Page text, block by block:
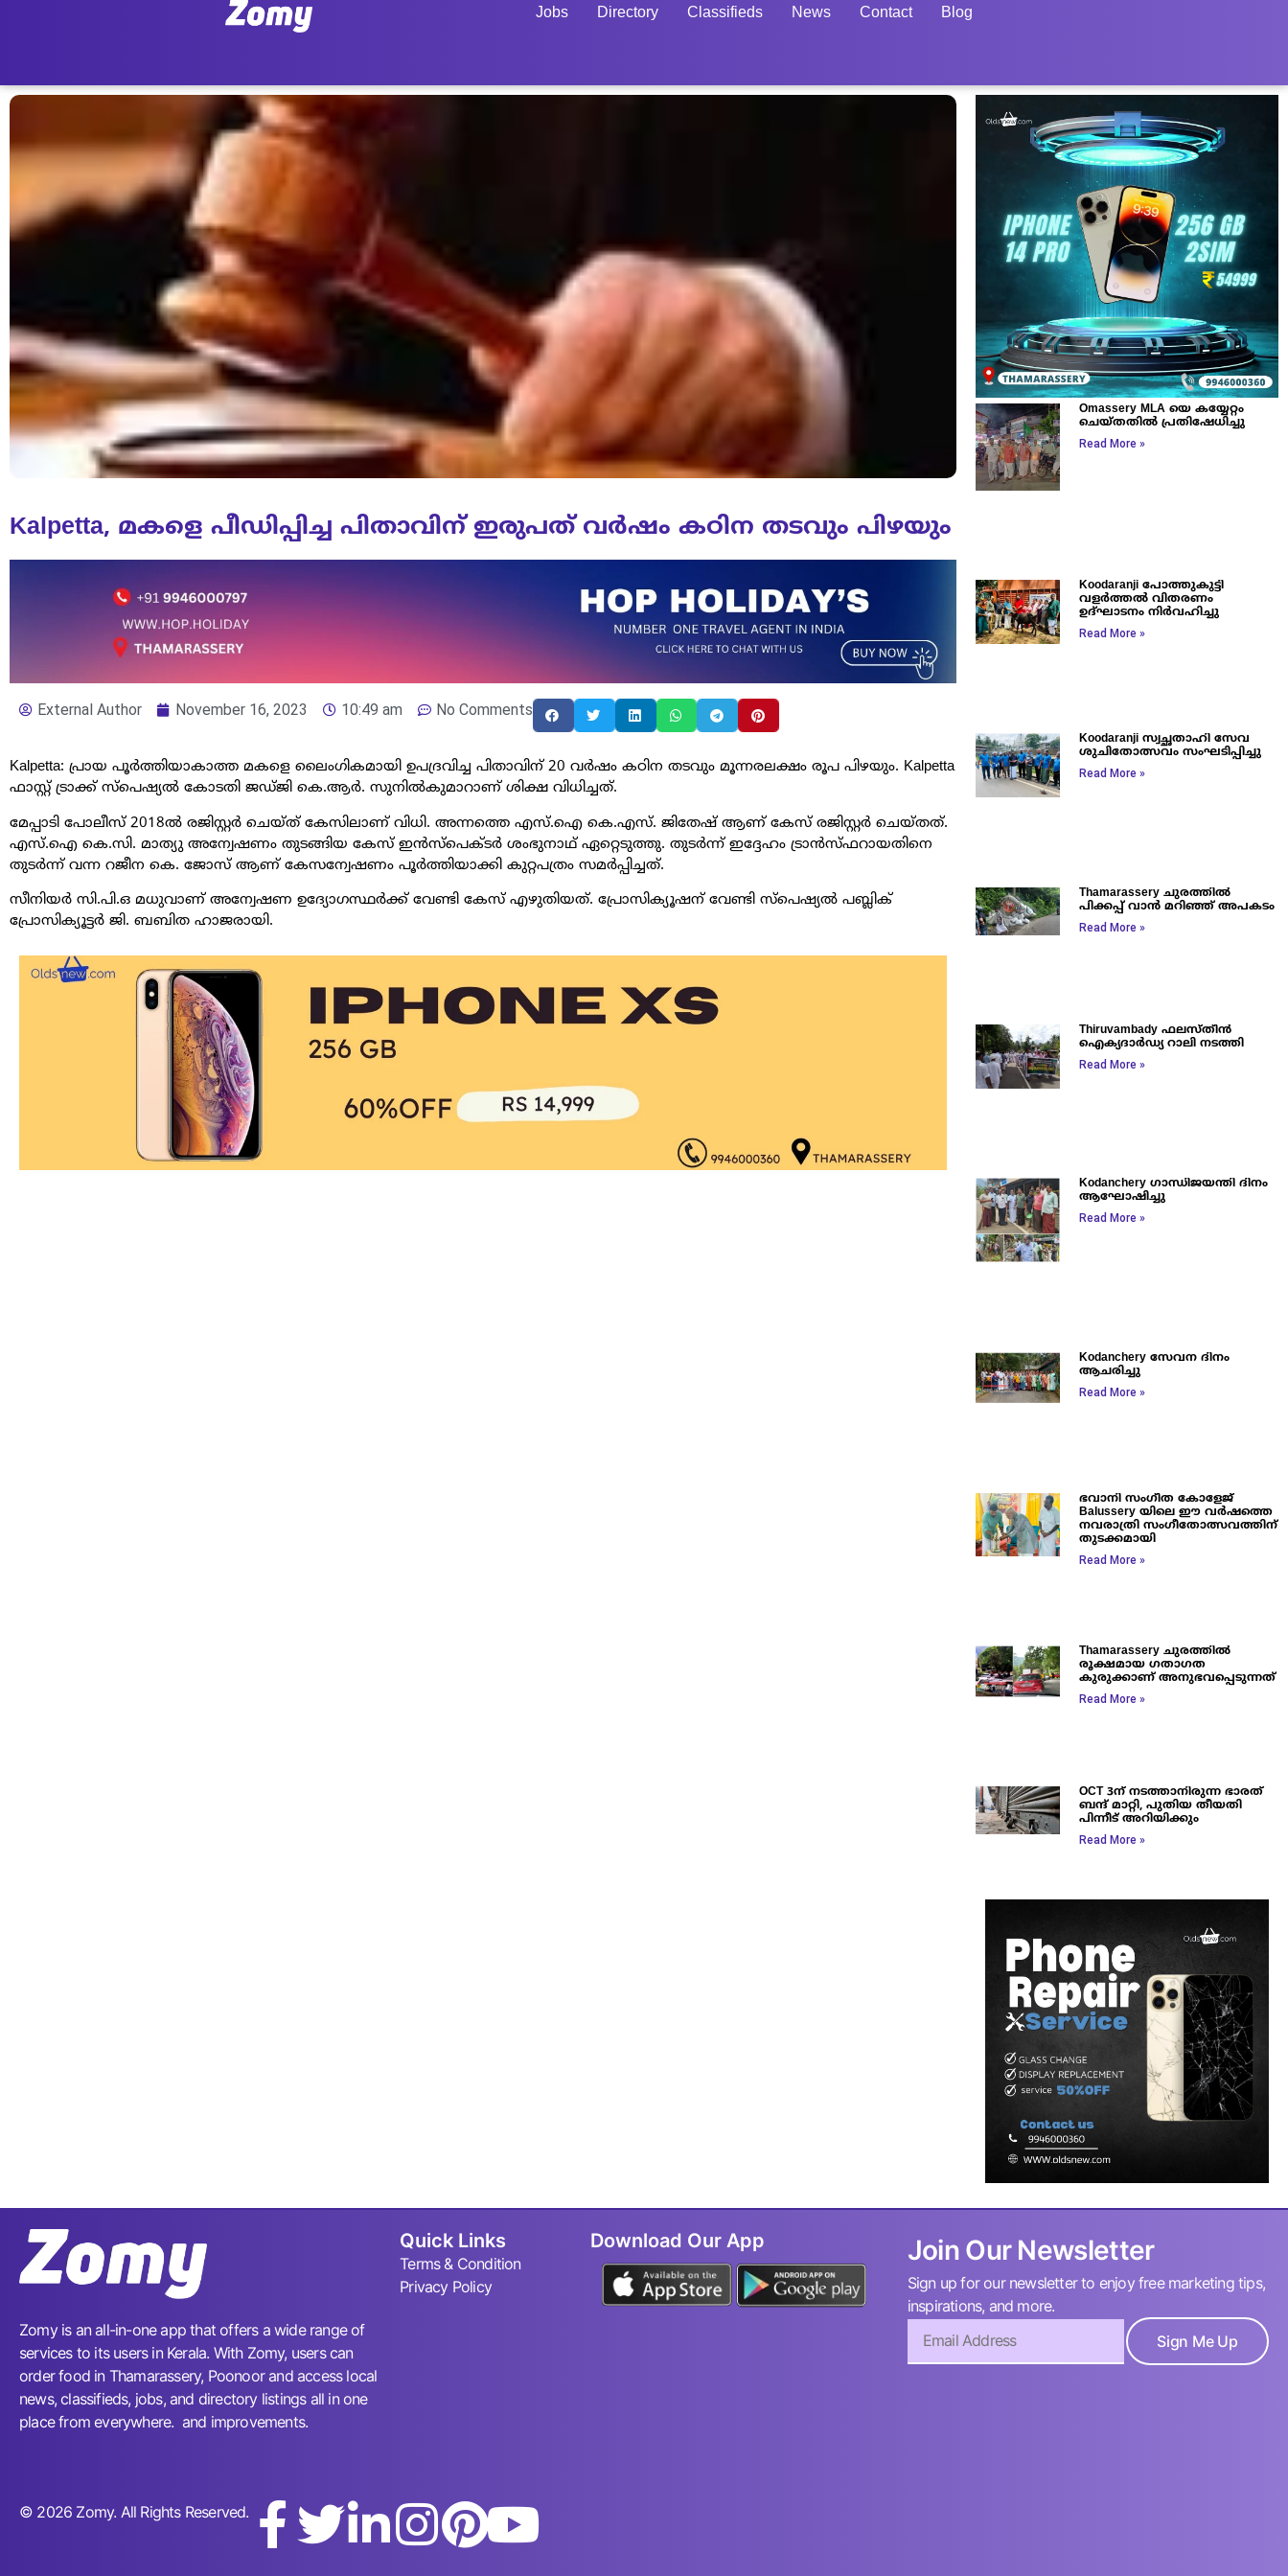
Jobs Directory Classifieds News Contact Blog
Kalpetta, മകളെ പീഡിപ്പിച്ച പിതാവിന് ഇരുപത് വര്‍ഷം കഠിന തടവും പിഴയും
External Author November 16, 2023 10:49 am No Comments
Kalpetta: പ്രായ പൂര്‍ത്തിയാകാത്ത മകളെ ലൈംഗികമായി ഉപദ്രവിച്ച പിതാവിന് 20 വര്‍ഷം കഠിന തടവും മൂന്നരലക്ഷം രൂപ പിഴയും. Kalpetta
ഫാസ്റ്റ് ട്രാക്ക് സ്പെഷ്യല്‍ കോടതി ജഡ്ജി കെ.ആര്‍. സുനില്‍കുമാറാണ് ശിക്ഷ വിധിച്ചത്.
മേപ്പാടി പോലീസ് 2018ല്‍ രജിസ്റ്റര്‍ ചെയ്ത് കേസിലാണ് വിധി. അന്നത്തെ എസ്.ഐ കെ.എസ്. ജിതേഷ് ആണ് കേസ് രജിസ്റ്റര്‍ ചെയ്തത്.
എസ്.ഐ കെ.സി. മാത്യു അന്വേഷണം തുടങ്ങിയ കേസ് ഇന്‍സ്പെക്ടര്‍ ശംഭുനാഥ് ഏറ്റെടുത്തു. തുടര്‍ന്ന് ഇദ്ദേഹം ട്രാന്‍സ്ഫറായതിനെ
തുടര്‍ന്ന് വന്ന റജീന കെ. ജോസ് ആണ് കേസന്വേഷണം പൂര്‍ത്തിയാക്കി കുറ്റപത്രം സമര്‍പ്പിച്ചത്.
സീനിയര്‍ സി.പി.ഒ മധുവാണ് അന്വേഷണ ഉദ്യോഗസ്ഥര്‍ക്ക് വേണ്ടി കേസ് എഴുതിയത്. പ്രോസിക്യൂഷന് വേണ്ടി സ്പെഷ്യല്‍ പബ്ലിക്
പ്രോസിക്യൂട്ടര്‍ ജി. ബബിത ഹാജരായി.
Omassery MLA യെ കയ്യേറ്റം
ചെയ്തതിൽ പ്രതിഷേധിച്ചു
Read More »
Koodaranji പോത്തുകുട്ടി
വളർത്തൽ വിതരണം
ഉദ്ഘാടനം നിർവഹിച്ചു
Read More »
Koodaranji സ്വച്ഛതാഹി സേവ
ശുചിതോത്സവം സംഘടിപ്പിച്ചു
Read More »
Thamarassery ചുരത്തിൽ
പിക്കപ്പ് വാൻ മറിഞ്ഞ് അപകടം
Read More »
Thiruvambady ഫലസ്തീൻ
ഐക്യദാർഡ്യ റാലി നടത്തി
Read More »
Kodanchery ഗാന്ധിജയന്തി ദിനം
ആഘോഷിച്ചു
Read More »
Kodanchery സേവന ദിനം
ആചരിച്ചു
Read More »
ഭവാനി സംഗീത കോളേജ്
Balussery യിലെ ഈ വർഷത്തെ
നവരാത്രി സംഗീതോത്സവത്തിന്
തുടക്കമായി
Read More »
Thamarassery ചുരത്തിൽ
രൂക്ഷമായ ഗതാഗത
കുരുക്കാണ് അനുഭവപ്പെടുന്നത്
Read More »
OCT 3ന് നടത്താനിരുന്ന ഭാരത്
ബന്ദ് മാറ്റി, പുതിയ തീയതി
പിന്നീട് അറിയിക്കും
Read More »
Zomy is an all-in-one app that offers a wide range of
services to its users in Kerala. With Zomy, users can
order food in Thamarassery, Poonoor and access local
news, classifieds, jobs, and directory listings all in one
place from everywhere. and improvements.
Quick Links
Terms & Condition
Privacy Policy
Download Our App Join Our Newsletter
Sign up for our newsletter to enjoy free marketing tips,
inspirations, and more.
Sign Me Up
© 2026 Zomy. All Rights Reserved.